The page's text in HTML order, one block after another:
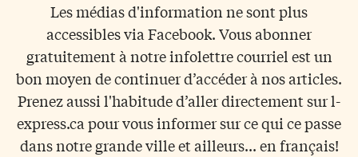
Les médias d'information ne sont plus
accessibles via Facebook. Vous abonner
gratuitement à notre infolettre courriel est un
bon moyen de continuer d’accéder à nos articles.
Prenez aussi l'habitude d’aller directement sur l-
express.ca pour vous informer sur ce qui ce passe
dans notre grande ville et ailleurs... en français!